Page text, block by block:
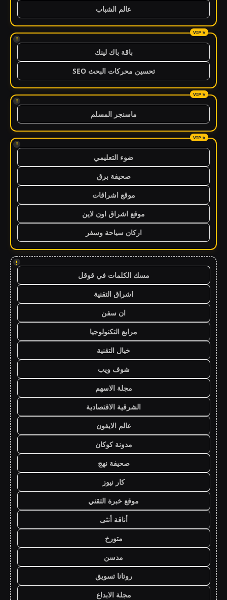
عالم الشباب
!
باقة باك لينك
تحسين محركات البحث SEO
!
ماسنجر المسلم
!
ضوء التعليمي
صحيفة برق
موقع اشراقات
موقع اشراق اون لاين
اركان سياحة وسفر
!
مسك الكلمات في قوقل
اشراق التقنية
ان سفن
مرابع التكنولوجيا
خيال التقنية
شوف ويب
مجلة الاسهم
الشرقية الاقتصادية
عالم الايفون
مدونة كوكان
صحيفة نهج
كار نيوز
موقع خبرة التقني
أناقة أنثى
متورخ
مدسن
روتانا تسويق
مجلة الابداع